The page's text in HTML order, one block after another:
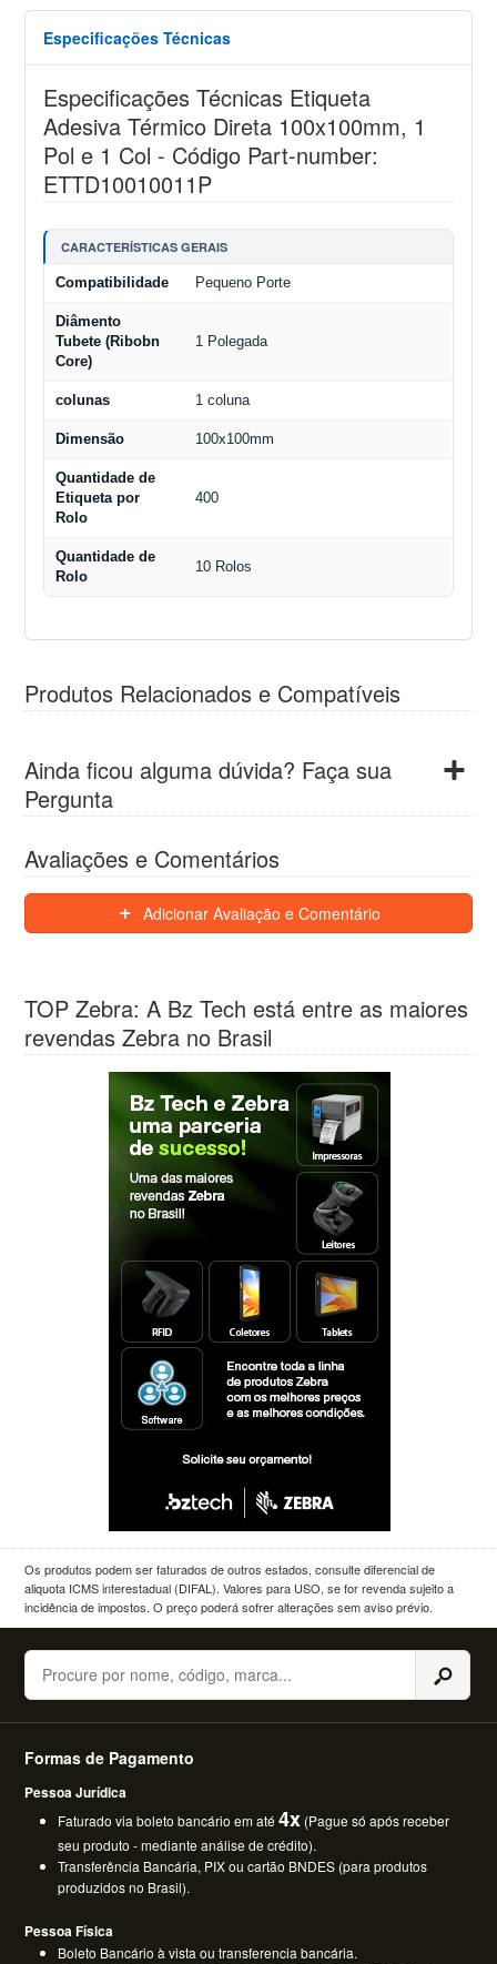
Especificações Técnicas
Especificações Técnicas Etiqueta
Adesiva Térmico Direta 100x100mm, 1
Pol e 1 Col - Código Part-number:
ETTD10010011P
CARACTERÍSTICAS GERAIS
Compatibilidade Pequeno Porte
Diâmento
Tubete (Ribobn
Core)
1 Polegada
colunas 1 coluna
Dimensão 100x100mm
Quantidade de
Etiqueta por
Rolo
400
Quantidade de
Rolo
10 Rolos
Produtos Relacionados e Compatíveis
Ainda ficou alguma dúvida? Faça sua
Pergunta
Avaliações e Comentários
Adicionar Avaliação e Comentário
TOP Zebra: A Bz Tech está entre as maiores
revendas Zebra no Brasil
Os produtos podem ser faturados de outros estados, consulte diferencial de
aliquota ICMS interestadual (DIFAL). Valores para USO, se for revenda sujeito a
incidência de impostos. O preço poderá sofrer alterações sem aviso prévio.
Buscar
Formas de Pagamento
Pessoa Jurídica
Faturado via boleto bancário em até4x (Pague só após receber
seu produto - mediante análise de crédito).
Transferência Bancária, PIX ou cartão BNDES (para produtos
produzidos no Brasil).
Pessoa Física
Boleto Bancário à vista ou transferencia bancária.